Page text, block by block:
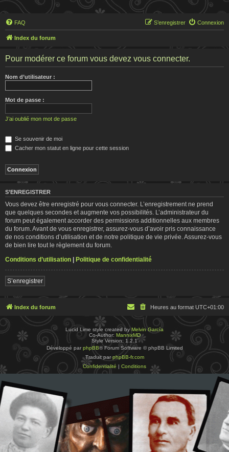
FAQ Connexion
S’enregistrer
Index du forum
Pour modérer ce forum vous devez vous connecter.
Nom d’utilisateur :
Mot de passe :
J’ai oublié mon mot de passe
Se souvenir de moi
Cacher mon statut en ligne pour cette session
S’ENREGISTRER
Vous devez être enregistré pour vous connecter. L’enregistrement ne prend
que quelques secondes et augmente vos possibilités. L’administrateur du
forum peut également accorder des permissions additionnelles aux membres
du forum. Avant de vous enregistrer, assurez-vous d’avoir pris connaissance
de nos conditions d’utilisation et de notre politique de vie privée. Assurez-vous
de bien lire tout le règlement du forum.
Conditions d’utilisation | Politique de confidentialité
S’enregistrer
Index du forum Heures au format UTC+01:00
Lucid Lime style created byMelvin García
Co-Author: MannixMD
Style Version: 1.2.1
Développé par phpBB® Forum Software © phpBB Limited
Traduit parphpBB-fr.com
Confidentialité | Conditions